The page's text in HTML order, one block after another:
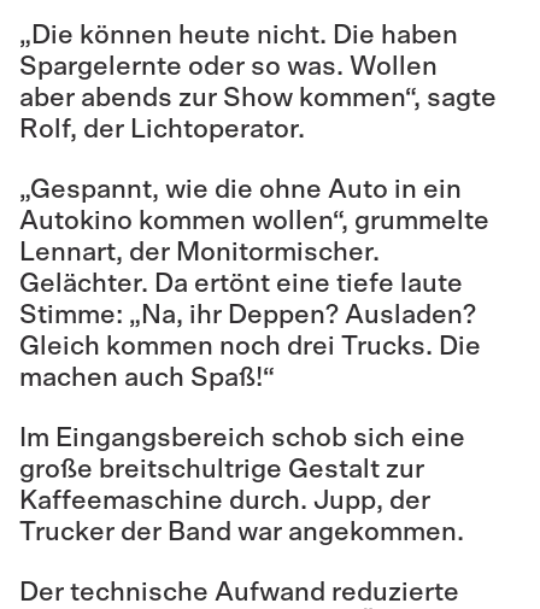
„Die können heute nicht. Die haben
Spargelernte oder so was. Wollen
aber abends zur Show kommen“, sagte
Rolf, der Lichtoperator.
„Gespannt, wie die ohne Auto in ein
Autokino kommen wollen“, grummelte
Lennart, der Monitormischer.
Gelächter. Da ertönt eine tiefe laute
Stimme: „Na, ihr Deppen? Ausladen?
Gleich kommen noch drei Trucks. Die
machen auch Spaß!“
Im Eingangsbereich schob sich eine
große breitschultrige Gestalt zur
Kaffeemaschine durch. Jupp, der
Trucker der Band war angekommen.
Der technische Aufwand reduzierte